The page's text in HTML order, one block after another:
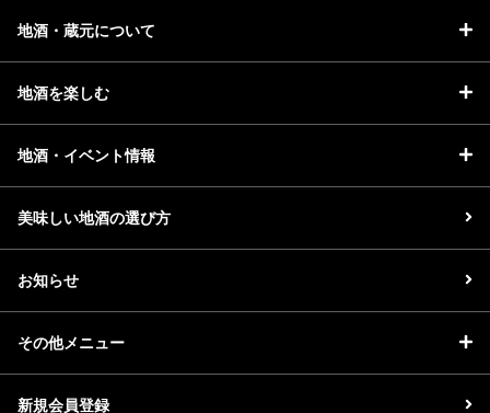
地酒・蔵元について
地酒を楽しむ
地酒・イベント情報
美味しい地酒の選び方
お知らせ
その他メニュー
新規会員登録